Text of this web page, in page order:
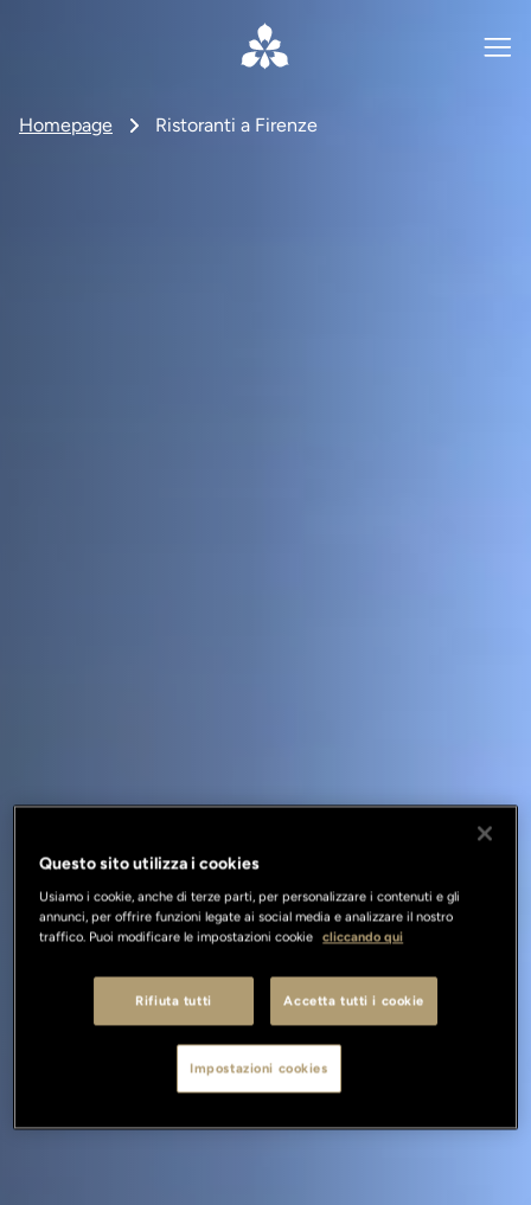
Homepage Ristoranti a Firenze
Questo sito utilizza i cookies
Usiamo i cookie, anche di terze parti, per personalizzare i contenuti e gli
annunci, per offrire funzioni legate ai social media e analizzare il nostro
traffico. Puoi modificare le impostazioni cookie cliccando qui
Rifiuta tutti Accetta tutti i cookie
Impostazioni cookies